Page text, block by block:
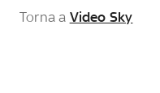
Torna a Video Sky